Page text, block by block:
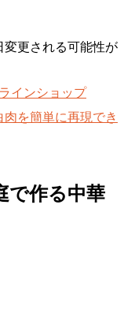
更される可能性が
で作る中華